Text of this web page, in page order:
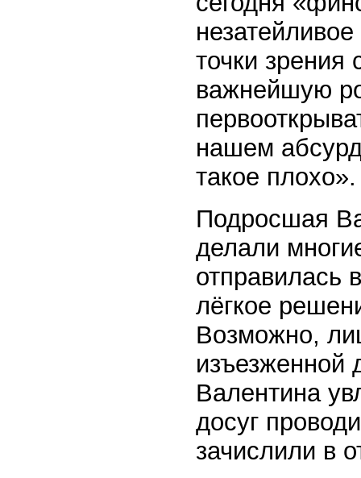
точки зрения
важнейшую
нашем
такое плохо».
Подросшая
делали
отправилась
лёгкое
Возможно,
изъезженной
Валентина
досуг
зачислили в